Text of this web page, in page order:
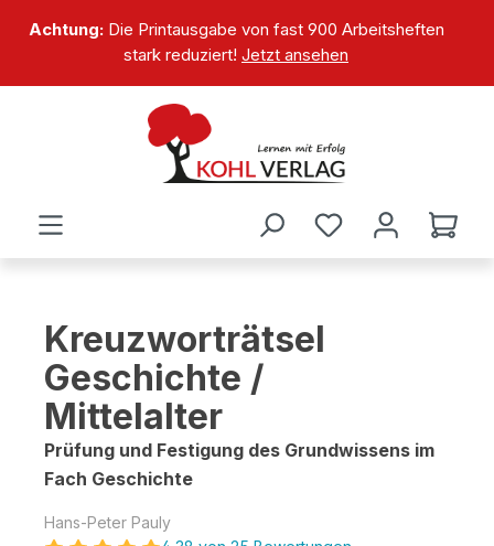
springen
Achtung:Die Printausgabe von fast 900 Arbeitsheften
stark reduziert! Jetzt ansehen
Kreuzworträtsel
Geschichte /
Mittelalter
Prüfung und Festigung des Grundwissens im
Fach Geschichte
Hans-Peter Pauly